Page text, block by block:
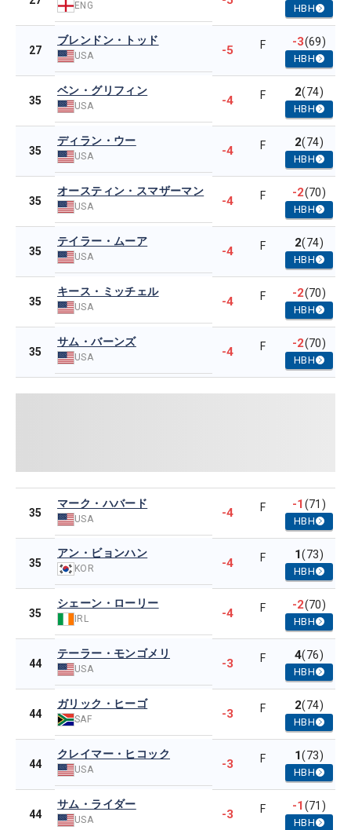
ENG HBH
27
ブレンドン・トッド
USA -5 F -3(69)
HBH
35
ベン・グリフィン
USA -4 F 2(74)
HBH
35
ディラン・ウー
USA -4 F 2(74)
HBH
35
オースティン・スマザーマン
USA -4 F -2(70)
HBH
35
テイラー・ムーア
USA -4 F 2(74)
HBH
35
キース・ミッチェル
USA -4 F -2(70)
HBH
35
サム・バーンズ
USA -4 F -2(70)
HBH
35
マーク・ハバード
USA -4 F -1(71)
HBH
35
アン・ビョンハン
KOR -4 F 1(73)
HBH
35
シェーン・ローリー
IRL -4 F -2(70)
HBH
44
テーラー・モンゴメリ
USA -3 F 4(76)
HBH
44
ガリック・ヒーゴ
SAF -3 F 2(74)
HBH
44
クレイマー・ヒコック
USA -3 F 1(73)
HBH
44
サム・ライダー
USA -3 F -1(71)
HBH